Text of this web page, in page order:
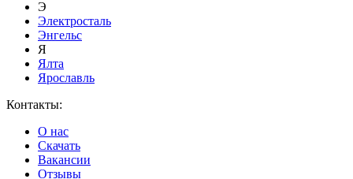
Э
Электросталь
Энгельс
Я
Ялта
Ярославль
Контакты:
О нас
Скачать
Вакансии
Отзывы